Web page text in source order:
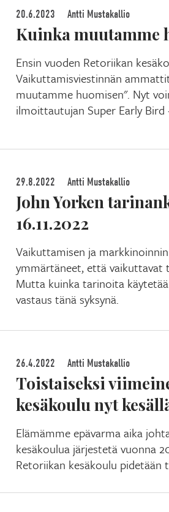
20.6.2023 Antti Mustakallio
Kuinka muutamme
Ensin vuoden Retoriikan
Vaikuttamisviestinnän
muutamme huomisen". Nyt
ilmoittautujan Super Early Bird
29.8.2022 Antti Mustakallio
John Yorken
16.11.2022
Vaikuttamisen ja
ymmärtäneet, että vaikuttavat
Mutta kuinka tarinoita
vastaus tänä syksynä.
26.4.2022 Antti Mustakallio
Toistaiseksi
kesäkoulu nyt
Elämämme epävarma aika
kesäkoulua järjestetä vuonna
Retoriikan kesäkoulu pidetään